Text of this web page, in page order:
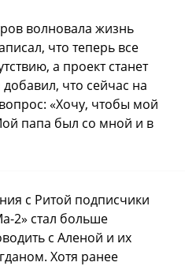
волновала жизнь
что теперь все
а проект станет
что сейчас на
«Хочу, чтобы мой
папа был со мной и в
с Ритой подписчики
2» стал больше
с Аленой и их
Хотя ранее